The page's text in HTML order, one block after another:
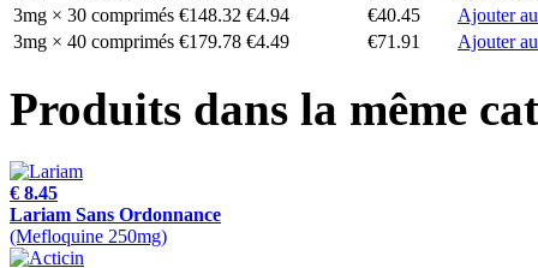
3mg × 30 comprimés €148.32 €4.94 €40.45
Ajouter
3mg × 40 comprimés €179.78 €4.49 €71.91 Ajouter
Produits dans la même
€ 8.45
Lariam Sans Ordonnance
(Mefloquine 250mg)